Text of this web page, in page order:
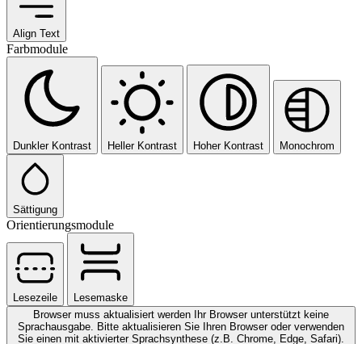
Align Text
Farbmodule
Dunkler Kontrast Heller Kontrast Hoher Kontrast Monochrom
Sättigung
Orientierungsmodule
Lesezeile
Lesemaske
Browser muss aktualisiert werden
Ihr Browser unterstützt keine
Sprachausgabe. Bitte aktualisieren Sie Ihren Browser oder verwenden
Sie einen mit aktivierter Sprachsynthese (z.B. Chrome, Edge, Safari).